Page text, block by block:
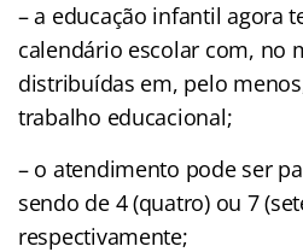
– a educação infantil agora
calendário escolar com, no
distribuídas em, pelo
trabalho educacional;
– o atendimento pode ser
sendo de 4 (quatro) ou 7
respectivamente;